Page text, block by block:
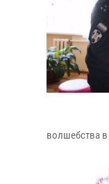
волшебства